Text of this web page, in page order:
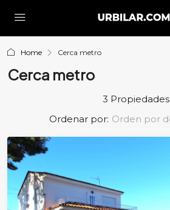
Home Cerca metro
Cerca metro
3 Propiedades
Ordenar por: Orden por